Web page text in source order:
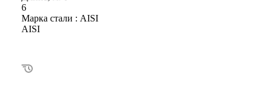
6
Марка стали : AISI
AISI